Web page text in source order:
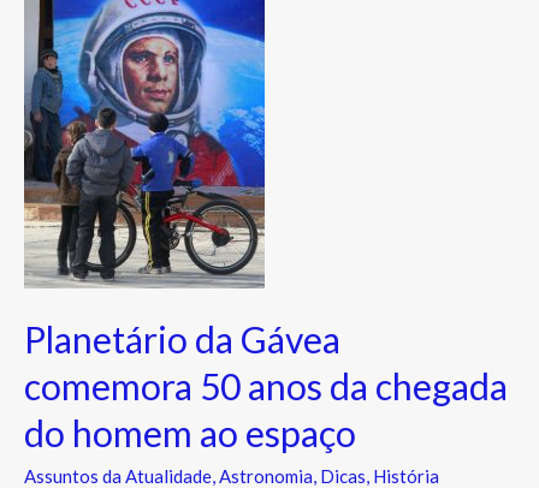
Planetário da Gávea
comemora 50 anos da chegada
do homem ao espaço
Assuntos da Atualidade,Astronomia, Dicas, História
da
Gávea
comemora
50
anos
da
chegada
do
homem
espaço